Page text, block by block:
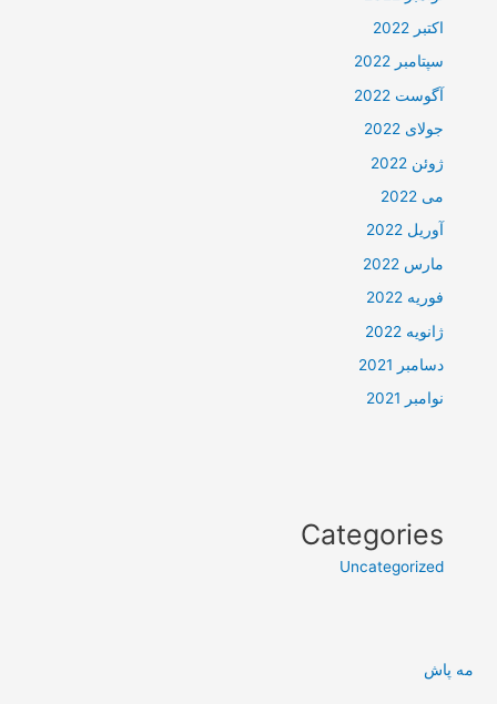
اکتبر 2022
سپتامبر 2022
آگوست 2022
جولای 2022
ژوئن 2022
می 2022
آوریل 2022
مارس 2022
فوریه 2022
ژانویه 2022
دسامبر 2021
نوامبر 2021
Categories
Uncategorized
مه پاش